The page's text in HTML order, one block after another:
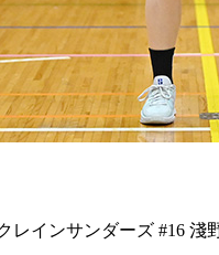
レインサンダーズ #16 淺